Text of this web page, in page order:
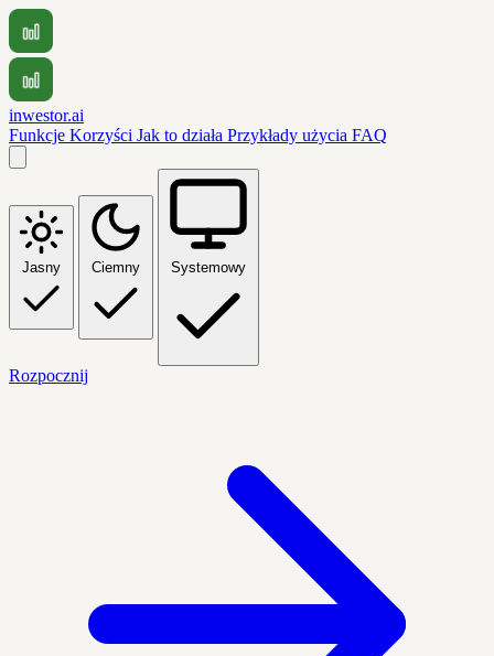
inwestor.ai
Funkcje Korzyści Jak to działa Przykłady użycia FAQ
Jasny Ciemny Systemowy
Rozpocznij